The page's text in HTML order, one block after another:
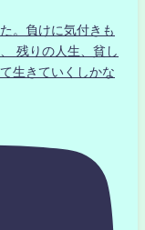
。負けに気付きも
残りの人生、貧し
生きていくしかな